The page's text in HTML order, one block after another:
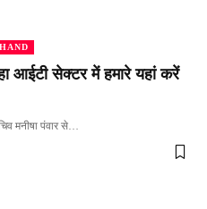
आईटी सेक्टर में हमारे यहां करें
मनीषा पंवार से…